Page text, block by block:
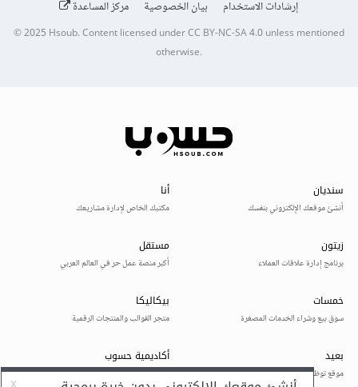
إرشادات الاستخدام
بيان الخصوصية مركز المساعدة
© 2025Hsoub.Content licensed underCC BY-NC-SA 4.0unless mentioned
otherwise.